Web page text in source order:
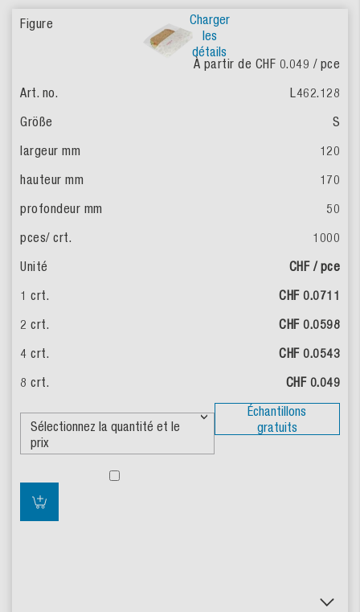
Charger
les
détails
À partir de CHF 0.049 / pce
L462.128
S
120
170
50
1000
CHF / pce
CHF 0.0711
CHF 0.0598
CHF 0.0543
CHF 0.049
Échantillons
gratuits